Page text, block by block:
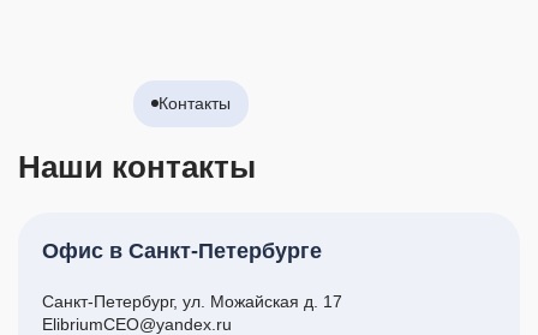
Контакты
Наши контакты
Офис в Санкт-Петербурге
Санкт-Петербург, ул. Можайская д. 17
ElibriumCEO@yandex.ru